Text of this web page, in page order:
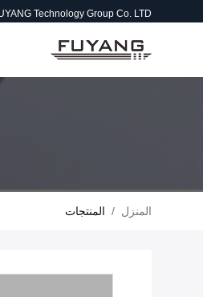
Technology Group Co. LTD
المنزل / المنتجات